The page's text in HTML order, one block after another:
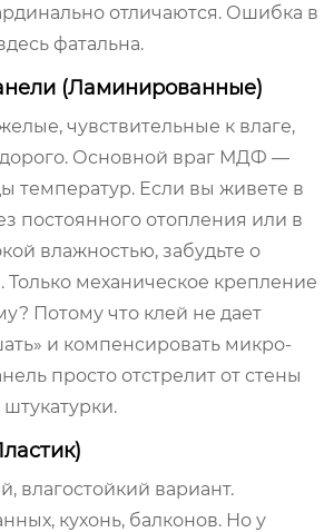
отличаются. Ошибка в
фатальна.
(Ламинированные)
чувствительные к влаге,
Основной враг МДФ —
температур. Если вы живете в
постоянного отопления или в
влажностью, забудьте о
Только механическое крепление
Потому что клей не дает
и компенсировать микро-
просто отстрелит от стены
влагостойкий вариант.
кухонь, балконов. Но у